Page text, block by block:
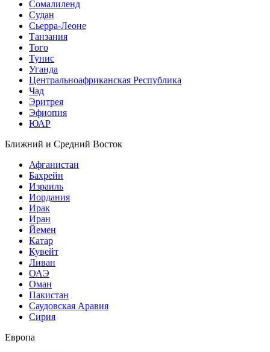
Сомалиленд
Судан
Сьерра-Леоне
Танзания
Того
Тунис
Уганда
Центральноафриканская Республика
Чад
Эритрея
Эфиопия
ЮАР
Ближний и Средний Восток
Афганистан
Бахрейн
Израиль
Иордания
Ирак
Иран
Йемен
Катар
Кувейт
Ливан
ОАЭ
Оман
Пакистан
Саудовская Аравия
Сирия
Европа